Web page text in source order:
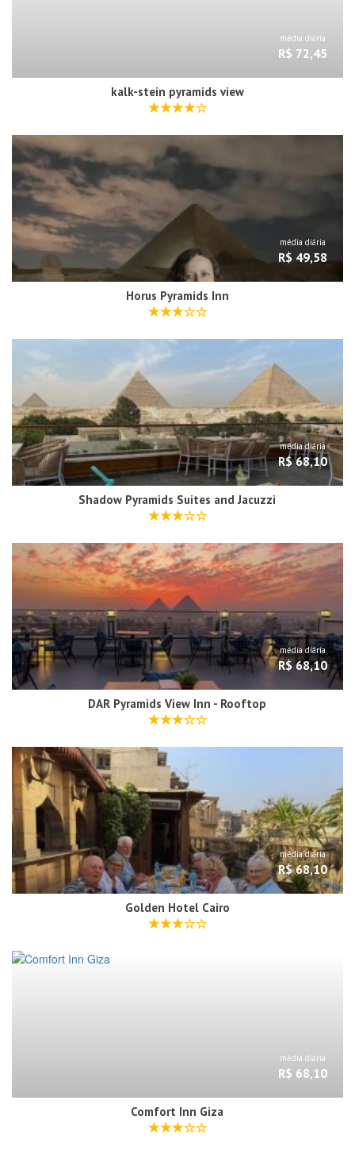
média diária
R$ 72,45
kalk-stein pyramids view
média diária
R$ 49,58
Horus Pyramids Inn
média diária
R$ 68,10
Shadow Pyramids Suites and Jacuzzi
média diária
R$ 68,10
DAR Pyramids View Inn - Rooftop
média diária
R$ 68,10
Golden Hotel Cairo
média diária
R$ 68,10
Comfort Inn Giza